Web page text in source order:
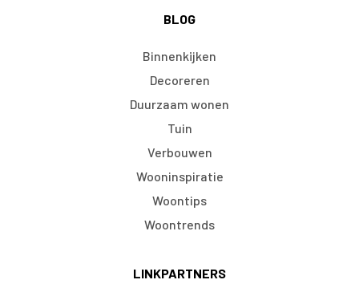
BLOG
Binnenkijken
Decoreren
Duurzaam wonen
Tuin
Verbouwen
Wooninspiratie
Woontips
Woontrends
LINKPARTNERS